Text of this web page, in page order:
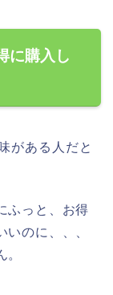
に購入し
がある人だと
ふっと、お得
のに、、、